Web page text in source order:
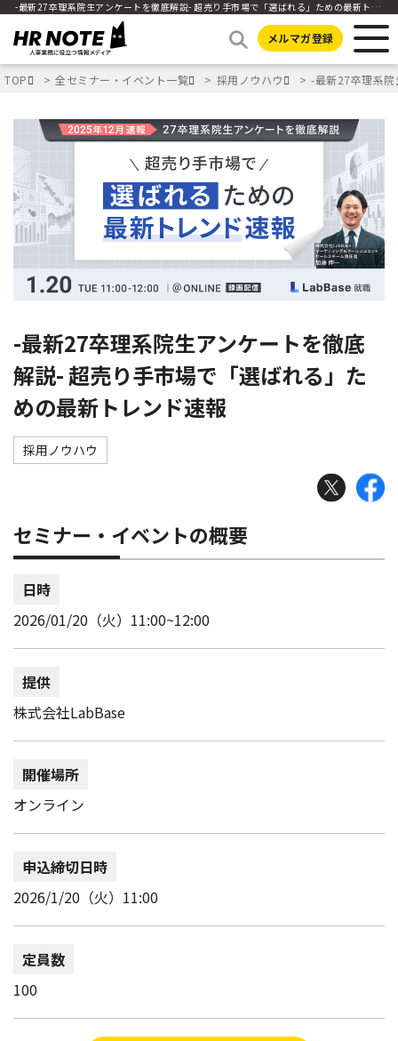
-最新27卒理系院生アンケートを徹底解説- 超売り手市場で「選ばれる」ための最新トレンド速報
メルマガ登録
TOP 全セミナー・イベント一覧 採用ノウハウ -最新27卒理系
-最新27卒理系院生アンケートを徹底
解説- 超売り手市場で「選ばれる」た
めの最新トレンド速報
採用ノウハウ
セミナー・イベントの概要
日時
2026/01/20（火）11:00~12:00
提供
株式会社LabBase
開催場所
オンライン
申込締切日時
2026/1/20（火）11:00
定員数
100